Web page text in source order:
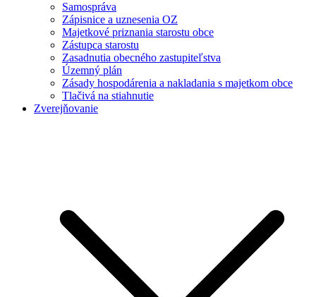
Samospráva
Zápisnice a uznesenia OZ
Majetkové priznania starostu obce
Zástupca starostu
Zasadnutia obecného zastupiteľstva
Územný plán
Zásady hospodárenia a nakladania s majetkom obce
Tlačivá na stiahnutie
Zverejňovanie